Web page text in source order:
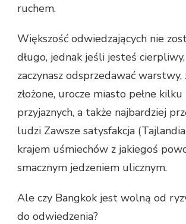
ruchem.
Większość odwiedzających nie
długo, jednak jeśli jesteś
zaczynasz odsprzedawać warstwy,
złożone, urocze miasto pełne
przyjaznych, a także najbardziej
ludzi Zawsze satysfakcja
krajem uśmiechów z jakiegoś
smacznym jedzeniem ulicznym.
Ale czy Bangkok jest wolną od
do odwiedzenia?